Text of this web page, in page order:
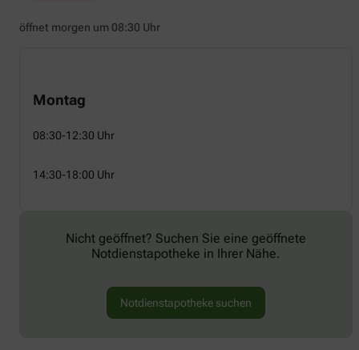
öffnet morgen um 08:30 Uhr
Montag
08:30-12:30 Uhr
14:30-18:00 Uhr
Nicht geöffnet? Suchen Sie eine geöffnete
Notdienstapotheke in Ihrer Nähe.
Notdienstapotheke suchen